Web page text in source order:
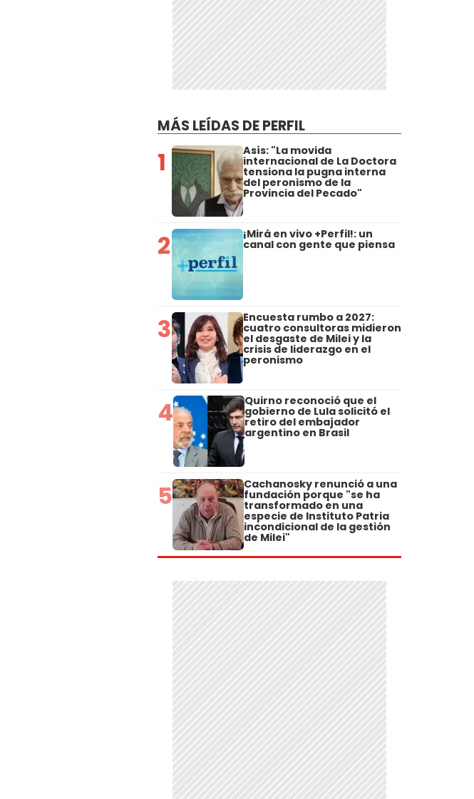
MÁS LEÍDAS DE PERFIL
1 Asís: "La movida
internacional de La Doctora
tensiona la pugna interna
del peronismo de la
Provincia del Pecado"
2 ¡Mirá en vivo +Perfil!: un
canal con gente que piensa
3 Encuesta rumbo a 2027:
cuatro consultoras midieron
el desgaste de Milei y la
crisis de liderazgo en el
peronismo
4 Quirno reconoció que el
gobierno de Lula solicitó el
retiro del embajador
argentino en Brasil
5 Cachanosky renunció a una
fundación porque "se ha
transformado en una
especie de Instituto Patria
incondicional de la gestión
de Milei"